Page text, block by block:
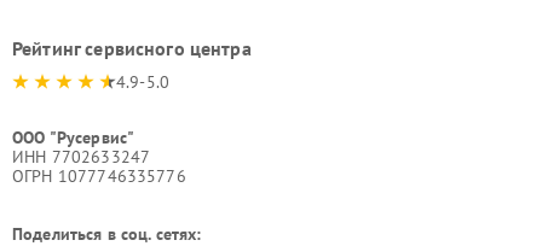
Рейтинг сервисного центра
4.9-5.0
ООО "Русервис"
ИНН 7702633247
ОГРН 1077746335776
Поделиться в соц. сетях: